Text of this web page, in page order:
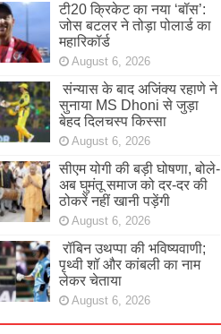
टी20 क्रिकेट का नया ‘बॉस’:
जोस बटलर ने तोड़ा पोलार्ड का
महारिकॉर्ड
August 6, 2026
संन्यास के बाद अजिंक्‍य रहाणे ने
सुनाया MS Dhoni से जुड़ा
बेहद दिलचस्प किस्सा
August 6, 2026
सीएम योगी की बड़ी घोषणा, बोले-
अब घुमंतू समाज को दर-दर की
ठोकरें नहीं खानी पड़ेंगी
August 6, 2026
रॉबिन उथप्पा की भविष्यवाणी;
पृथ्वी शॉ और कांबली का नाम
लेकर चेताया
August 6, 2026